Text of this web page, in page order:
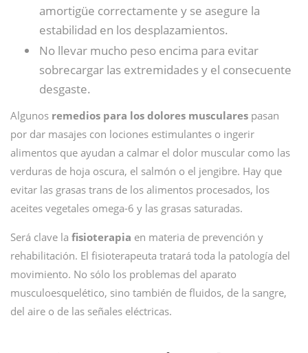
amortigüe correctamente y se asegure la
estabilidad en los desplazamientos.
No llevar mucho peso encima para evitar
sobrecargar las extremidades y el consecuente
desgaste.
Algunos remedios para los dolores musculares pasan
por dar masajes con lociones estimulantes o ingerir
alimentos que ayudan a calmar el dolor muscular como las
verduras de hoja oscura, el salmón o el jengibre. Hay que
evitar las grasas trans de los alimentos procesados, los
aceites vegetales omega-6 y las grasas saturadas.
Será clave la fisioterapia en materia de prevención y
rehabilitación. El fisioterapeuta tratará toda la patología del
movimiento. No sólo los problemas del aparato
musculoesquelético, sino también de fluidos, de la sangre,
del aire o de las señales eléctricas.